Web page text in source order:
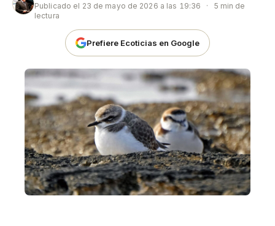
Publicado el 23 de mayo de 2026 a las 19:36 ·
5 min de
lectura
Prefiere Ecoticias en Google